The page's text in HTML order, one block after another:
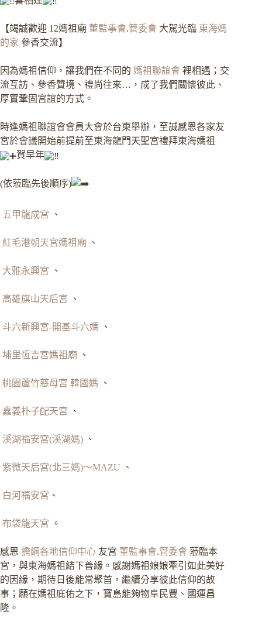
【竭誠歡迎 12媽祖廟 董監事會.管委會 大駕光臨 東海媽
的家 參香交流】
因為媽祖信仰，讓我們在不同的 媽祖聯誼會 裡相遇；交
流互訪、參香贊境、禮尚往來…，成了我們關懷彼此、
厚實鞏固宮誼的方式。
時逢媽祖聯誼會會員大會於台東舉辦，至誠感恩各家友
宮於會議開始前提前至東海龍門天聖宮禮拜東海媽祖
賀早年
(依蒞臨先後順序)
五甲龍成宮 、
紅毛港朝天宮媽祖廟 、
大雅永興宮 、
高雄旗山天后宮 、
斗六新興宮-開基斗六媽 、
埔里恆吉宮媽祖廟 、
桃園蘆竹慈母宮 韓國媽 、
嘉義朴子配天宮 、
溪湖福安宮(溪湖媽) 、
紫微天后宮(北三媽)～MAZU 、
白河福安宮 、
布袋龍天宮 。
感恩 擔綱各地信仰中心 友宮 董監事會.管委會 蒞臨本
宮，與東海媽祖結下善緣。感謝媽祖娘娘牽引如此美好
的因緣，期待日後能常聚首，繼續分享彼此信仰的故
事；願在媽祖庇佑之下，寶島能夠物阜民豐、國運昌
隆。